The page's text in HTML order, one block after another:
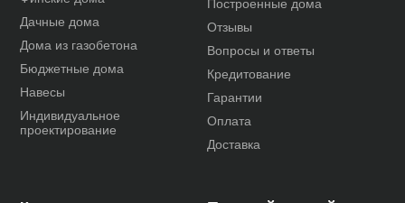
Дачные дома
Дома из газобетона
Бюджетные дома
Навесы
Индивидуальное
проектирование
Построенные дома
Отзывы
Вопросы и ответы
Кредитование
Гарантии
Оплата
Доставка